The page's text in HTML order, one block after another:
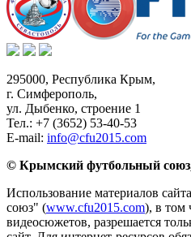
295000, Республика Крым,
г. Симферополь,
ул. Дыбенко, строение 1
Тел.: +7 (3652) 53-40-53
E-mail: info@cfu2015.com
© Крымский футбольный союз,
Использование материалов
союз" (www.cfu2015.com), в том
видеосюжетов, разрешается